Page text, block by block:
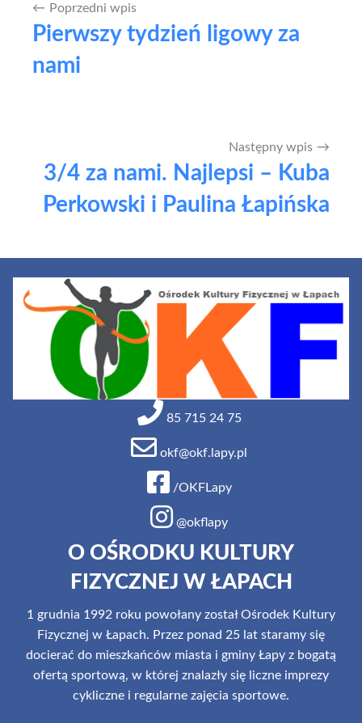
Nawigacja
wpisu
Poprzedni wpis
Pierwszy tydzień ligowy za
nami
Następny wpis
3/4 za nami. Najlepsi – Kuba
Perkowski i Paulina Łapińska
85 715 24 75
okf@okf.lapy.pl
/OKFLapy
@okflapy
O OŚRODKU KULTURY
FIZYCZNEJ W ŁAPACH
1 grudnia 1992 roku powołany został Ośrodek Kultury
Fizycznej w Łapach. Przez ponad 25 lat staramy się
docierać do mieszkańców miasta i gminy Łapy z bogatą
ofertą sportową, w której znalazły się liczne imprezy
cykliczne i regularne zajęcia sportowe.